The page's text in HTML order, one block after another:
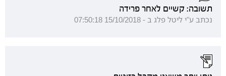
תשובה: קשיים לאחר פרידה
נכתב ע"י ליטל פלג ב - 15/10/2018 07:50:18